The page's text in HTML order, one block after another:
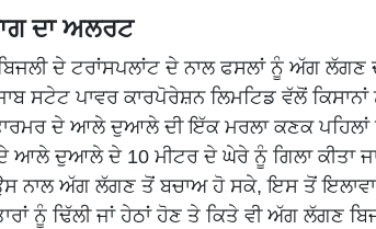
ਦਾ ਅਲਰਟ
ਦੇ ਟਰਾਂਸਪਲਾਂਟ ਦੇ ਨਾਲ ਫਸਲਾਂ ਨੂੰ ਅੱਗ
ਸਟੇਟ ਪਾਵਰ ਕਾਰਪੋਰੇਸ਼ਨ ਲਿਮਟਿਡ ਵੱਲੋਂ ਕਿਸਾਨਾਂ
ਦੇ ਆਲੇ ਦੁਆਲੇ ਦੀ ਇੱਕ ਮਰਲਾ ਕਣਕ
ਆਲੇ ਦੁਆਲੇ ਦੇ 10 ਮੀਟਰ ਦੇ ਘੇਰੇ ਨੂੰ ਗਿਲਾ ਕੀਤਾ
ਨਾਲ ਅੱਗ ਲੱਗਣ ਤੋਂ ਬਚਾਅ ਹੋ ਸਕੇ, ਇਸ ਤੋਂ ਇਲਾਵਾ
ਨੂੰ ਢਿੱਲੀ ਜਾਂ ਹੇਠਾਂ ਹੋਣ ਤੇ ਕਿਤੇ ਵੀ ਅੱਗ ਲੱਗਣ